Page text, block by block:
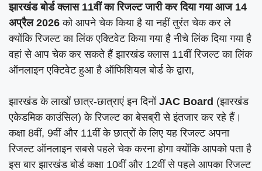
झारखंड बोर्ड क्लास 11वीं का रिजल्ट जारी कर दिया गया आज 14
अप्रैल 2026 को आपने चेक किया है या नहीं तुरंत चेक कर ले
क्योंकि रिजल्ट का लिंक एक्टिवेट किया गया है नीचे लिंक दिया गया है
वहां से आप चेक कर सकते हैं झारखंड क्लास 11वीं रिजल्ट का लिंक
ऑनलाइन एक्टिवेट हुआ है ऑफिशियल बोर्ड के द्वारा,
झारखंड के लाखों छात्र-छात्राएं इन दिनों JAC Board (झारखंड
एकेडमिक काउंसिल) के रिजल्ट का बेसब्री से इंतजार कर रहे हैं।
कक्षा 8वीं, 9वीं और 11वीं के छात्रों के लिए यह रिजल्ट अपना
रिजल्ट ऑनलाइन सबसे पहले चेक करना होगा क्योंकि आपको पता है
इस बार झारखंड बोर्ड कक्षा 10वीं और 12वीं से पहले आपका रिजल्ट